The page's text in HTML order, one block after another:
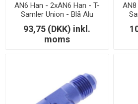
AN6 Han - 2xAN6 Han - T-
Samler Union - Blå Alu
93,75 (DKK) inkl.
moms